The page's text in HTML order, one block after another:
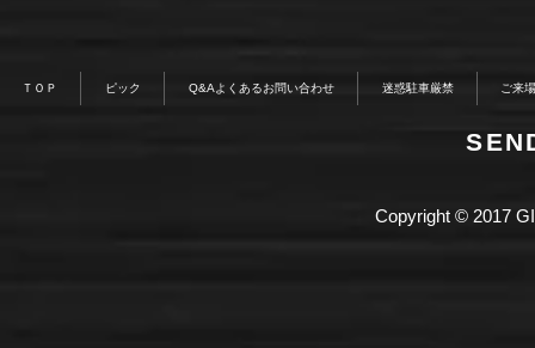
ＴＯＰ ピック Q&Aよくあるお問い合わせ 迷惑駐車厳禁 ご来
Copyright © 2017